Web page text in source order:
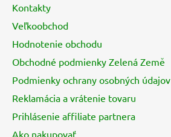
Kontakty
Veľkoobchod
Hodnotenie obchodu
Obchodné podmienky Zelená Země
Podmienky ochrany osobných údajov
Reklamácia a vrátenie tovaru
Prihlásenie affiliate partnera
Ako nakupovať